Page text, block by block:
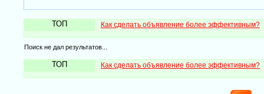
ТОП Как сделать объявление более эффективным?
Поиск не дал результатов...
ТОП Как сделать объявление более эффективным?